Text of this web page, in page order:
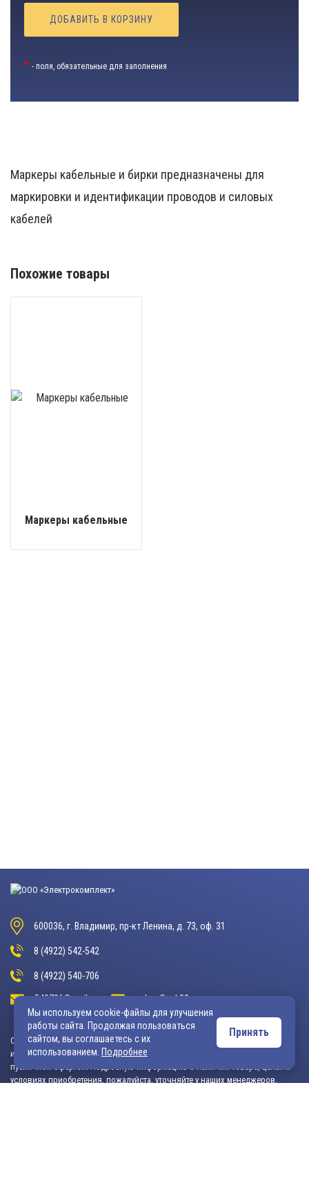
ДОБАВИТЬ В КОРЗИНУ
* - поля, обязательные для заполнения
Маркеры кабельные и бирки предназначены для
маркировки и идентификации проводов и силовых
кабелей
Похожие товары
Маркеры кабельные
600036, г. Владимир, пр-кт Ленина, д. 73, оф. 31
8 (4922) 542-542
8 (4922) 540-706
540706@mail.ru zakaz@vek33.ru
Обращаем ваше внимание, что сайт vek33.ru носит исключительно
информационный характер и ни при каких условиях не является
публичной офертой. Подробную информацию о наличии товара, ценах и
условиях приобретения, пожалуйста, уточняйте у наших менеджеров.
Мы используем cookie-файлы для улучшения
работы сайта. Продолжая пользоваться
сайтом, вы соглашаетесь с их
использованием. Подробнее
Принять